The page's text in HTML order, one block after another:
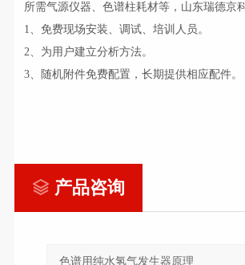
所需气源仪器、色谱柱耗材等，山东瑞德京
1、免费现场安装、调试、培训人员。
2、为用户建立分析方法。
3、随机附件免费配置，长期提供相应配件。
产品咨询